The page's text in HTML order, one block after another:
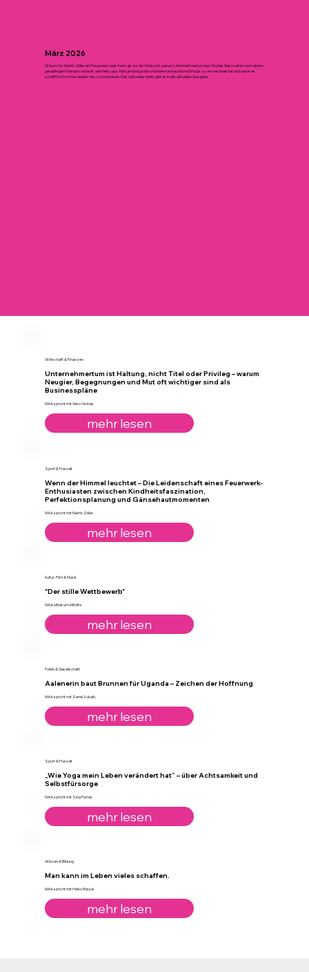
März 2026
Warum für Martin Zöller ein Feuerwerk weit mehr als nur ein Hobby ist, warum Unternehmertum laut Nicklas Gero selten nach einem
geradlinigen Fahrplan verläuft, wie Heiko aus Abtsgmünd große und kleine erstaunliche Erfolge zu verzeichnet hat und wie er es
schafft sich immer wieder neu zu motivieren. Das und vieles mehr gibt es in der aktuellen Ausgabe.
Wirtschaft & Finanzen
Unternehmertum ist Haltung, nicht Titel oder Privileg – warum
Neugier, Begegnungen und Mut oft wichtiger sind als
Businesspläne
mehr lesen
MAA spricht mit Gero Nicklas
Sport & Freizeit
Wenn der Himmel leuchtet – Die Leidenschaft eines Feuerwerk-
Enthusiasten zwischen Kindheitsfaszination,
Perfektionsplanung und Gänsehautmomenten
mehr lesen
MAA spricht mit Martin Zöller
Kultur, Film & Musik
"Der stille Wettbewerb"
mehr lesen
MAA bittet um Mithilfe
Politik & Gesellschaft
Aalenerin baut Brunnen für Uganda – Zeichen der Hoffnung
mehr lesen
MAA spricht mit Senel Vukalic
Sport & Freizeit
„Wie Yoga mein Leben verändert hat“ – über Achtsamkeit und
Selbstfürsorge
mehr lesen
MAA spricht mit Sina Pürner
Wissen & Bildung
Man kann im Leben vieles schaffen.
mehr lesen
MAA spricht mit Heiko Rössel